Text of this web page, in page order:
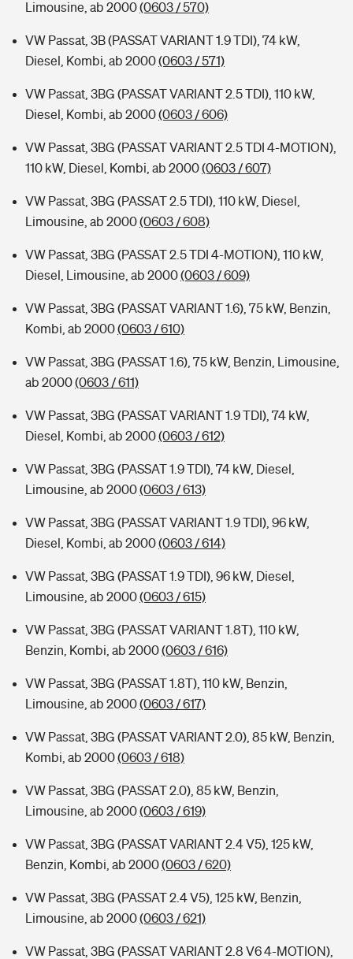
Limousine, ab 2000(0603 / 570)
VW Passat, 3B (PASSAT VARIANT 1.9 TDI), 74 kW,
Diesel, Kombi, ab 2000(0603 / 571)
VW Passat, 3BG (PASSAT VARIANT 2.5 TDI), 110 kW,
Diesel, Kombi, ab 2000(0603 / 606)
VW Passat, 3BG (PASSAT VARIANT 2.5 TDI 4-MOTION),
110 kW, Diesel, Kombi, ab 2000(0603 / 607)
VW Passat, 3BG (PASSAT 2.5 TDI), 110 kW, Diesel,
Limousine, ab 2000(0603 / 608)
VW Passat, 3BG (PASSAT 2.5 TDI 4-MOTION), 110 kW,
Diesel, Limousine, ab 2000(0603 / 609)
VW Passat, 3BG (PASSAT VARIANT 1.6), 75 kW, Benzin,
Kombi, ab 2000(0603 / 610)
VW Passat, 3BG (PASSAT 1.6), 75 kW, Benzin, Limousine,
ab 2000(0603 / 611)
VW Passat, 3BG (PASSAT VARIANT 1.9 TDI), 74 kW,
Diesel, Kombi, ab 2000(0603 / 612)
VW Passat, 3BG (PASSAT 1.9 TDI), 74 kW, Diesel,
Limousine, ab 2000(0603 / 613)
VW Passat, 3BG (PASSAT VARIANT 1.9 TDI), 96 kW,
Diesel, Kombi, ab 2000(0603 / 614)
VW Passat, 3BG (PASSAT 1.9 TDI), 96 kW, Diesel,
Limousine, ab 2000(0603 / 615)
VW Passat, 3BG (PASSAT VARIANT 1.8T), 110 kW,
Benzin, Kombi, ab 2000(0603 / 616)
VW Passat, 3BG (PASSAT 1.8T), 110 kW, Benzin,
Limousine, ab 2000(0603 / 617)
VW Passat, 3BG (PASSAT VARIANT 2.0), 85 kW, Benzin,
Kombi, ab 2000(0603 / 618)
VW Passat, 3BG (PASSAT 2.0), 85 kW, Benzin,
Limousine, ab 2000(0603 / 619)
VW Passat, 3BG (PASSAT VARIANT 2.4 V5), 125 kW,
Benzin, Kombi, ab 2000(0603 / 620)
VW Passat, 3BG (PASSAT 2.4 V5), 125 kW, Benzin,
Limousine, ab 2000(0603 / 621)
VW Passat, 3BG (PASSAT VARIANT 2.8 V6 4-MOTION),